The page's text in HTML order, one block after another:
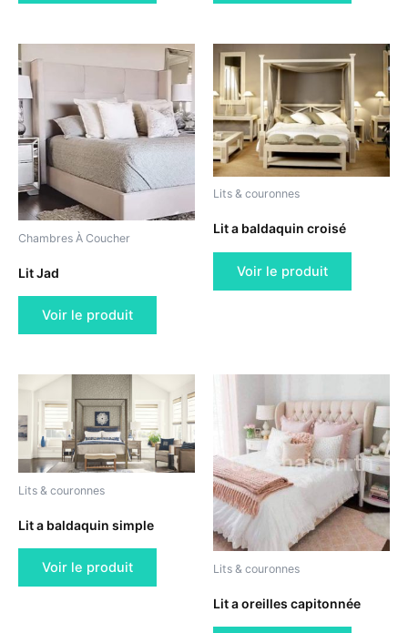
Chambres À Coucher
Lit Jad
Voir le produit
Lits & couronnes
Lit a baldaquin croisé
Voir le produit
Lits & couronnes
Lit a baldaquin simple
Voir le produit Lits & couronnes
Lit a oreilles capitonnée